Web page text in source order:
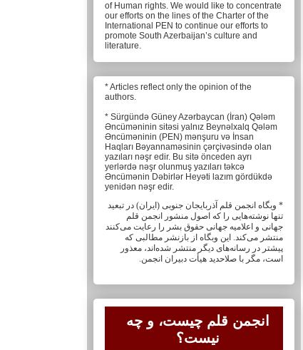
of Human rights. We would like to concentrate
our efforts on the lines of the Charter of the
International PEN to continue our efforts to
promote South Azerbaijan’s culture and
literature.
* Articles reflect only the opinion of the
authors.
* Sürgündə Güney Azərbaycan (İran) Qələm
Əncüməninin sitəsi yalnız Beynəlxalq Qələm
Əncüməninin (PEN) mənşuru və İnsan
Haqları Bəyannaməsinin çərçivəsində olan
yazıları nəşr edir. Bu sitə önceden ayrı
yerlərdə nəşr olunmuş yazıları təkcə
Əncümənin Dəbirlər Heyəti lazım gördükdə
yenidən nəşr edir.
* وبگاه انجمن قلم آذربایجان جنوبی (ایران) در تبعید
تنها نوشته‌هایی را که اصول منشور انجمن قلم
جهانی و ‏اعلامیه جهانی حقوق بشر را رعایت می‌کنند
منتشر می‌کند. این وبگاه از بازنشر مطالبی که
پیشتر در ‏رسانه‌های دیگر منتشر شده‌اند، معذور
است، مگر با صلاحدید هیأت دبیران انجمن.
انجمن قلم چیست، و چه
نیست؟